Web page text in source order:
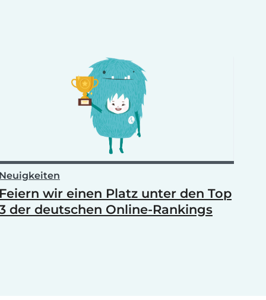
wir einen Platz unter den Top
der deutschen Online-Rankings